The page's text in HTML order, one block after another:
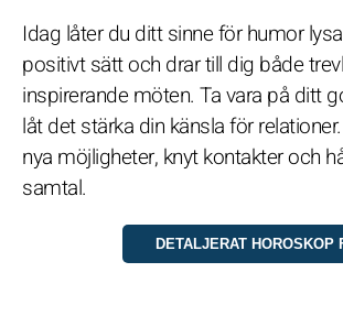
Idag låter du ditt sinne för humor
positivt sätt och drar till dig både
inspirerande möten. Ta vara på ditt
låt det stärka din känsla för
nya möjligheter, knyt kontakter och
samtal.